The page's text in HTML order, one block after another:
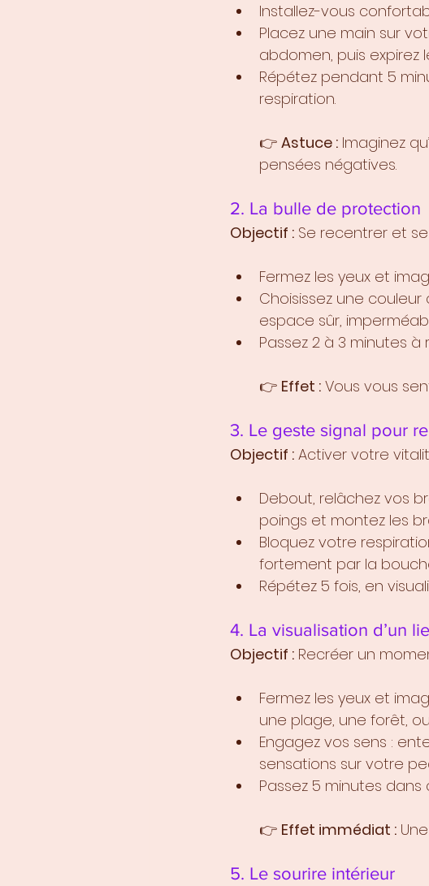
Installez-vous
Placez une main sur
abdomen, puis
Répétez pendant 5
respiration.
👉 Astuce : Imaginez
pensées négatives.
2. La bulle de protection
Objectif : Se recentrer et
Fermez les yeux et
Choisissez une
espace sûr,
Passez 2 à 3 minutes
👉 Effet : Vous vous
3. Le geste signal pour
Objectif : Activer votre
Debout, relâchez vos
poings et montez les
Bloquez votre
fortement par la
Répétez 5 fois, en
4. La visualisation d’un
Objectif : Recréer un
Fermez les yeux et
une plage, une forêt,
Engagez vos sens :
sensations sur votre
Passez 5 minutes
👉 Effet immédiat :
5. Le sourire intérieur